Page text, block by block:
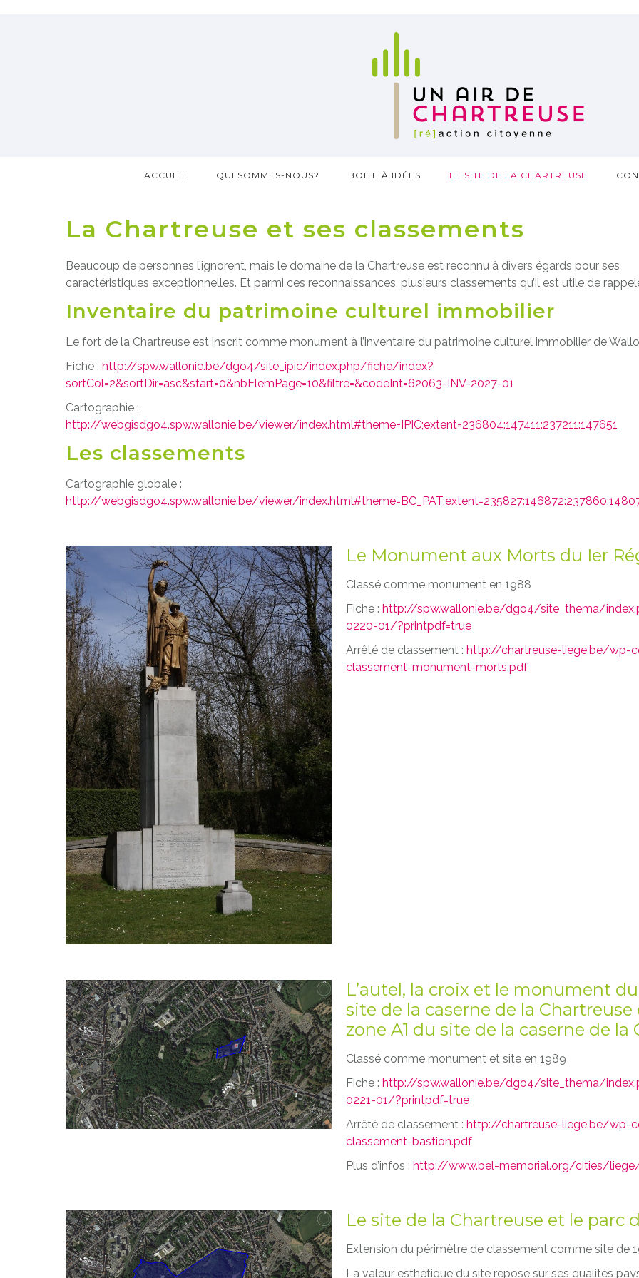
ACCUEIL QUI SOMMES-NOUS? BOITE À IDÉES LE SITE DE LA CHARTREUSE
La Chartreuse et ses classements
Beaucoup de personnes l’ignorent, mais le domaine de la Chartreuse est reconnu à divers égards pour ses
caractéristiques exceptionnelles. Et parmi ces reconnaissances, plusieurs classements qu’il est utile de
Inventaire du patrimoine culturel immobilier
Le fort de la Chartreuse est inscrit comme monument à l’inventaire du patrimoine culturel immobilier de
Fiche : http://spw.wallonie.be/dgo4/site_ipic/index.php/fiche/index?
sortCol=2&sortDir=asc&start=0&nbElemPage=10&filtre=&codeInt=62063-INV-2027-01
Cartographie :
http://webgisdgo4.spw.wallonie.be/viewer/index.html#theme=IPIC;extent=236804:147411:237211:147651
Les classements
Cartographie globale :
http://webgisdgo4.spw.wallonie.be/viewer/
Le Monument aux Morts du Ier
Classé comme monument en 1988
Fiche :http://spw.wallonie.be/dgo4/site_thema/
0220-01/?printpdf=true
Arrêté de classement :http://chartreuse-liege.be/wp-
classement-monument-morts.pdf
L’autel, la croix et le monument
site de la caserne de la
zone A1 du site de la caserne de la
Classé comme monument et site en 1989
Fiche :http://spw.wallonie.be/dgo4/site_thema/
0221-01/?printpdf=true
Arrêté de classement :http://chartreuse-liege.be/wp-
classement-bastion.pdf
Plus d’infos :http://www.bel-memorial.org/cities/
Le site de la Chartreuse et le parc
Extension du périmètre de classement comme site de
La valeur esthétique du site repose sur ses qualités